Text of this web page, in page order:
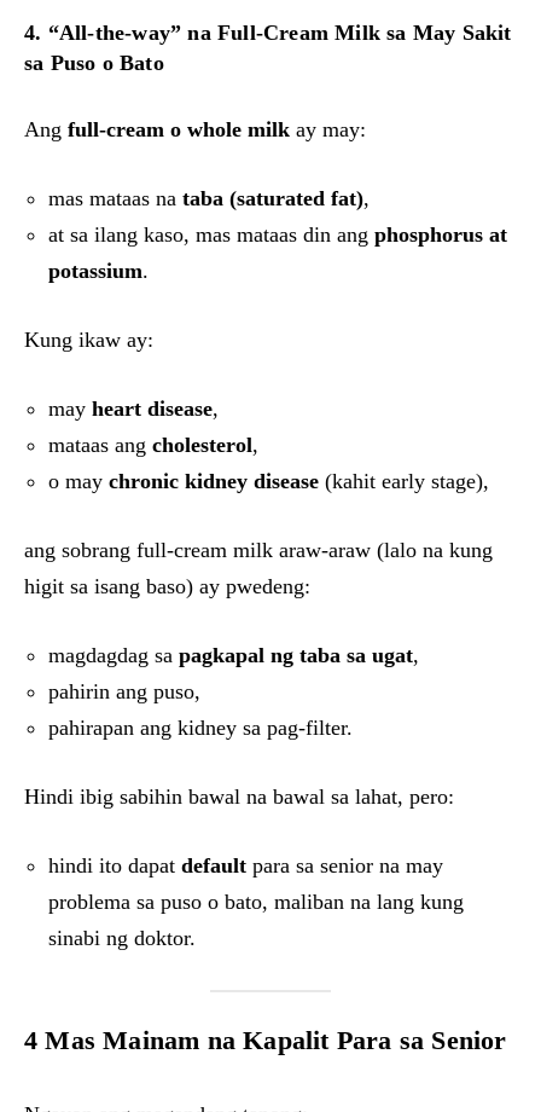
4. “All-the-way” na Full-Cream Milk sa May Sakit
sa Puso o Bato
Ang full-cream o whole milk ay may:
mas mataas na taba (saturated fat),
at sa ilang kaso, mas mataas din ang phosphorus at
potassium.
Kung ikaw ay:
may heart disease,
mataas ang cholesterol,
o may chronic kidney disease (kahit early stage),
ang sobrang full-cream milk araw-araw (lalo na kung
higit sa isang baso) ay pwedeng:
magdagdag sa pagkapal ng taba sa ugat,
pahirin ang puso,
pahirapan ang kidney sa pag-filter.
Hindi ibig sabihin bawal na bawal sa lahat, pero:
hindi ito dapat default para sa senior na may
problema sa puso o bato, maliban na lang kung
sinabi ng doktor.
4 Mas Mainam na Kapalit Para sa Senior